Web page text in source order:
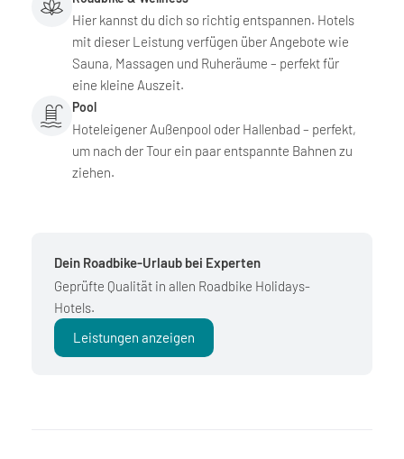
Hier kannst du dich so richtig entspannen. Hotels
mit dieser Leistung verfügen über Angebote wie
Sauna, Massagen und Ruheräume – perfekt für
eine kleine Auszeit.
Pool
Hoteleigener Außenpool oder Hallenbad – perfekt,
um nach der Tour ein paar entspannte Bahnen zu
ziehen.
Dein Roadbike-Urlaub bei Experten
Geprüfte Qualität in allen Roadbike Holidays-
Hotels.
Leistungen anzeigen